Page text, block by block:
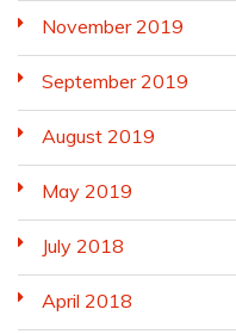
November 2019
September 2019
August 2019
May 2019
July 2018
April 2018